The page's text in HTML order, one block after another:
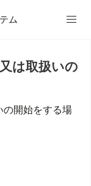
ム
は取扱いの
の開始をする場